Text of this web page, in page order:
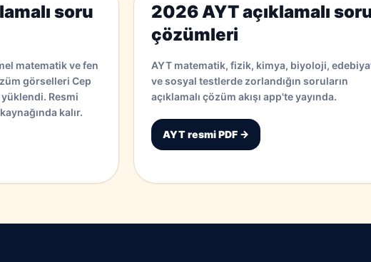
soru
matematik ve fen
görselleri Cep
Resmi
kalır.
2026 AYT açıklamalı
çözümleri
AYT matematik, fizik, kimya, biyoloji,
ve sosyal testlerde zorlandığın soruların
açıklamalı çözüm akışı app'te yayında.
AYT resmi PDF →